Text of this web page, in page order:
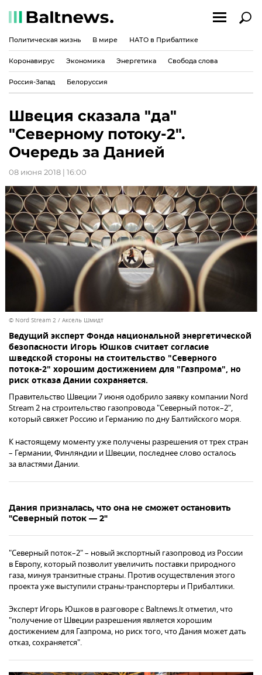
Политическая жизнь В мире НАТО в Прибалтике
Коронавирус Экономика Энергетика Свобода слова
Россия-Запад Белоруссия
Швеция сказала "да"
"Северному потоку-2".
Очередь за Данией
08 июня 2018 | 16:00
© Nord Stream 2 / Aксель Шмидт
Ведущий эксперт Фонда национальной энергетической
безопасности Игорь Юшков считает согласие
шведской стороны на стоительство "Северного
потока-2" хорошим достижением для "Газпрома", но
риск отказа Дании сохраняется.
Правительство Швеции 7 июня одобрило заявку компании Nord
Stream 2 на строительство газопровода "Северный поток–2",
который свяжет Россию и Германию по дну Балтийского моря.
К настоящему моменту уже получены разрешения от трех стран
– Германии, Финляндии и Швеции, последнее слово осталось
за властями Дании.
Дания призналась, что она не сможет остановить
"Северный поток — 2"
"Северный поток–2" – новый экспортный газопровод из России
в Европу, который позволит увеличить поставки природного
газа, минуя транзитные страны. Против осуществления этого
проекта уже выступили страны-транспортеры и Прибалтики.
Эксперт Игорь Юшков в разговоре с Baltnews.lt отметил, что
"получение от Швеции разрешения является хорошим
достижением для Газпрома, но риск того, что Дания может дать
отказ, сохраняется".